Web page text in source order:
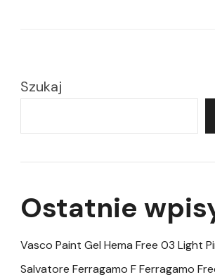
Szukaj
Ostatnie
Vasco Paint Gel Hema Free 03 Light
Salvatore Ferragamo F Ferragamo